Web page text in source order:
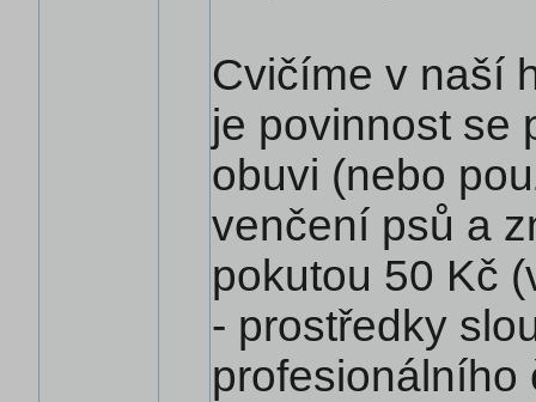
Cvičíme v naší
je povinnost se
obuvi (nebo
venčení psů a
pokutou 50 Kč
- prostředky
profesionálního